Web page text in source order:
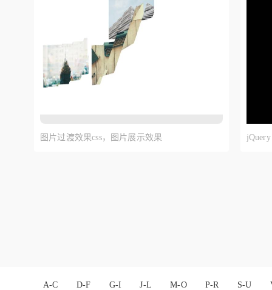
图片过渡效果css，图片展示效果
A-C D-F G-I J-L M-O P-R S-U